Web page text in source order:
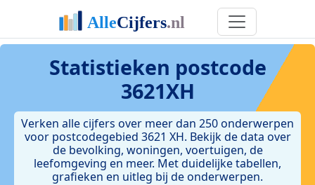
Statistieken postcode
3621XH
Verken alle cijfers over meer dan 250 onderwerpen
voor postcodegebied 3621 XH. Bekijk de data over
de bevolking, woningen, voertuigen, de
leefomgeving en meer. Met duidelijke tabellen,
grafieken en uitleg bij de onderwerpen.